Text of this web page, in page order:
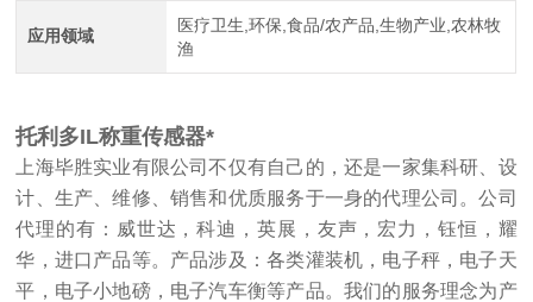
应用领域
医疗卫生,环保,食品/农产品,生物产业,农林牧
渔
托利多IL称重传感器*
上海毕胜实业有限公司不仅有自己的，还是一家集科研、设
计、生产、维修、销售和优质服务于一身的代理公司。公司
代理的有：威世达，科迪，英展，友声，宏力，钰恒，耀
华，进口产品等。产品涉及：各类灌装机，电子秤，电子天
平，电子小地磅，电子汽车衡等产品。我们的服务理念为产